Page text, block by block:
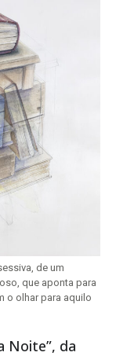
de um
que aponta para
o olhar para aquilo
Noite”, da